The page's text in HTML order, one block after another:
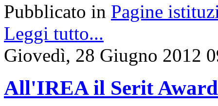
Pubblicato in Pagine
Leggi tutto...
Giovedì, 28 Giugno 2012
All'IREA il Serit